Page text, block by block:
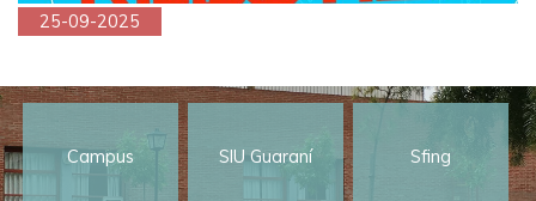
25-09-2025
Campus SIU Guaraní Sfing